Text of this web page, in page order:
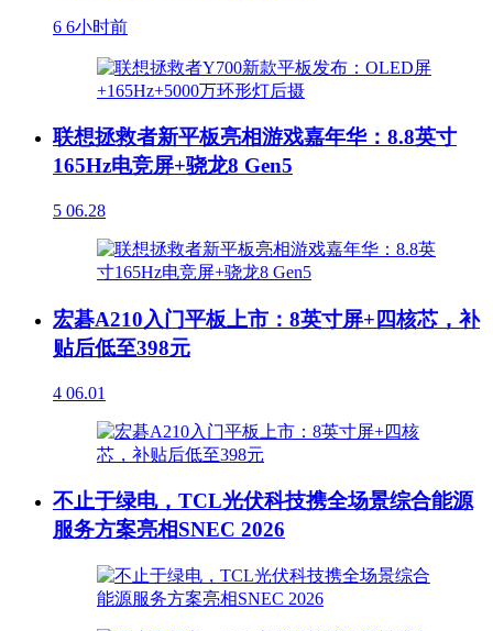
6 6小时前
联想拯救者新平板亮相游戏嘉年华：8.8英寸
165Hz电竞屏+骁龙8 Gen5
5 06.28
宏碁A210入门平板上市：8英寸屏+四核芯，补
贴后低至398元
4 06.01
不止于绿电，TCL光伏科技携全场景综合能源
服务方案亮相SNEC 2026